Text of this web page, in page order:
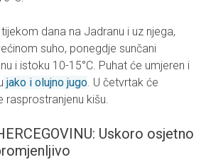
dana na Jadranu i uz njega,
suho, ponegdje sunčani
i istoku 10-15°C. Puhat će umjeren i
jako i olujno jugo. U četvrtak će
rasprostranjenu kišu.
Uskoro osjetno